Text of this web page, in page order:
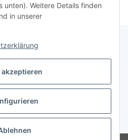
akzeptieren
unten). Weitere Details finden
in unserer
widerrufen
zzgl.Versand